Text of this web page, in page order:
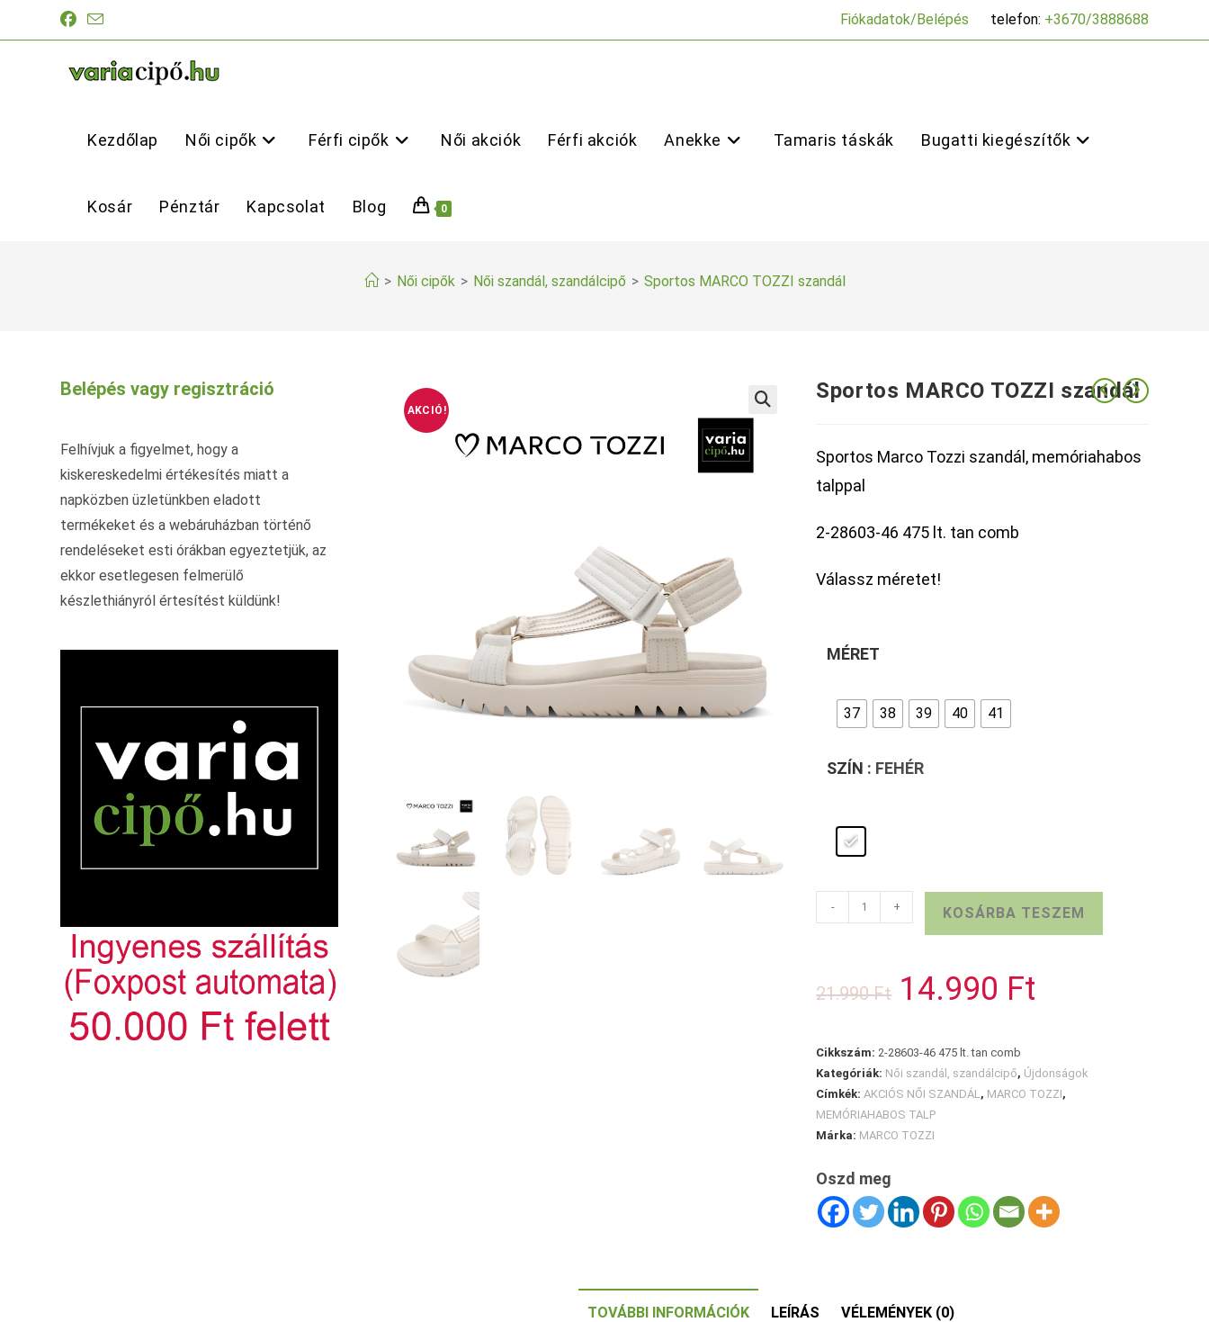
Fiókadatok/Belépés telefon: +3670/3888688
Kezdőlap Női cipők Férfi cipők Női akciók Férfi akciók Anekke Tamaris táskák Bugatti kiegészítők
Kosár Pénztár Kapcsolat Blog 0
> Női cipők > Női szandál, szandálcipő > Sportos MARCO TOZZI szandál
AKCIÓ!
Sportos MARCO TOZZI szandál
Sportos Marco Tozzi szandál, memóriahabos
talppal
2-28603-46 475 lt. tan comb
Válassz méretet!
MÉRET
37 38 39 40 41
SZÍN : FEHÉR
MARCO
mennyiség
- + KOSÁRBA TESZEM
21.990Ft
Original
price
was:
14.990 Ft
Cikkszám:2-28603-46 475 lt. tan comb
Kategóriák: Női szandál, szandálcipő, Újdonságok
Címkék:AKCIÓS NŐI SZANDÁL, MARCO TOZZI,
MEMÓRIAHABOS TALP
Márka: MARCO TOZZI
Oszd meg
TOVÁBBI INFORMÁCIÓK LEÍRÁS VÉLEMÉNYEK (0)
Belépés vagy regisztráció
Felhívjuk a figyelmet, hogy a
kiskereskedelmi értékesítés miatt a
napközben üzletünkben eladott
termékeket és a webáruházban történő
rendeléseket esti órákban egyeztetjük, az
ekkor esetlegesen felmerülő
készlethiányról értesítést küldünk!